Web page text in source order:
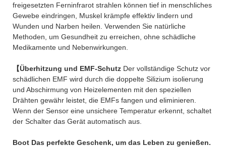
freigesetzten Ferninfrarot strahlen können tief in menschliches
Gewebe eindringen, Muskel krämpfe effektiv lindern und
Wunden und Narben heilen. Verwenden Sie natürliche
Methoden, um Gesundheit zu erreichen, ohne schädliche
Medikamente und Nebenwirkungen.
【Überhitzung und EMF-Schutz Der vollständige Schutz vor
schädlichen EMF wird durch die doppelte Silizium isolierung
und Abschirmung von Heizelementen mit den speziellen
Drähten gewähr leistet, die EMFs fangen und eliminieren.
Wenn der Sensor eine unsichere Temperatur erkennt, schaltet
der Schalter das Gerät automatisch aus.
Boot Das perfekte Geschenk, um das Leben zu genießen.